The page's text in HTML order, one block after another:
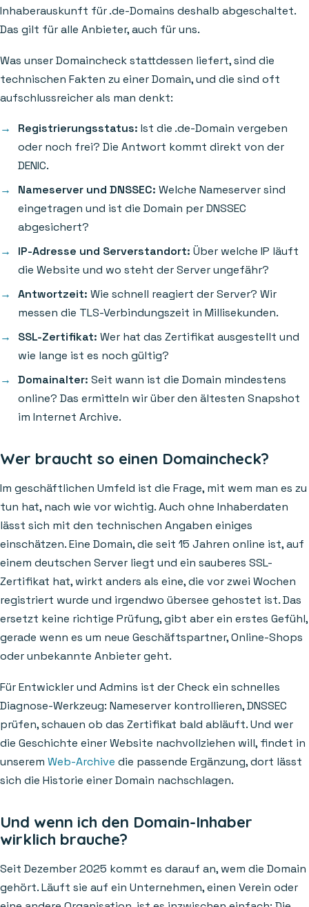
Inhaberauskunft für .de-Domains deshalb abgeschaltet.
Das gilt für alle Anbieter, auch für uns.
Was unser Domaincheck stattdessen liefert, sind die
technischen Fakten zu einer Domain, und die sind oft
aufschlussreicher als man denkt:
Registrierungsstatus: Ist die .de-Domain vergeben
oder noch frei? Die Antwort kommt direkt von der
DENIC.
Nameserver und DNSSEC: Welche Nameserver sind
eingetragen und ist die Domain per DNSSEC
abgesichert?
IP-Adresse und Serverstandort: Über welche IP läuft
die Website und wo steht der Server ungefähr?
Antwortzeit: Wie schnell reagiert der Server? Wir
messen die TLS-Verbindungszeit in Millisekunden.
SSL-Zertifikat: Wer hat das Zertifikat ausgestellt und
wie lange ist es noch gültig?
Domainalter: Seit wann ist die Domain mindestens
online? Das ermitteln wir über den ältesten Snapshot
im Internet Archive.
Wer braucht so einen Domaincheck?
Im geschäftlichen Umfeld ist die Frage, mit wem man es zu
tun hat, nach wie vor wichtig. Auch ohne Inhaberdaten
lässt sich mit den technischen Angaben einiges
einschätzen. Eine Domain, die seit 15 Jahren online ist, auf
einem deutschen Server liegt und ein sauberes SSL-
Zertifikat hat, wirkt anders als eine, die vor zwei Wochen
registriert wurde und irgendwo übersee gehostet ist. Das
ersetzt keine richtige Prüfung, gibt aber ein erstes Gefühl,
gerade wenn es um neue Geschäftspartner, Online-Shops
oder unbekannte Anbieter geht.
Für Entwickler und Admins ist der Check ein schnelles
Diagnose-Werkzeug: Nameserver kontrollieren, DNSSEC
prüfen, schauen ob das Zertifikat bald abläuft. Und wer
die Geschichte einer Website nachvollziehen will, findet in
unserem Web-Archive die passende Ergänzung, dort lässt
sich die Historie einer Domain nachschlagen.
Und wenn ich den Domain-Inhaber
wirklich brauche?
Seit Dezember 2025 kommt es darauf an, wem die Domain
gehört. Läuft sie auf ein Unternehmen, einen Verein oder